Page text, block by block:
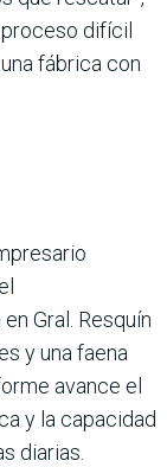
difícil
fábrica con
Gral. Resquín
y una faena
avance el
y la capacidad
diarias.